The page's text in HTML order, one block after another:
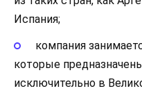
Испания;
компания
которые
исключительно в